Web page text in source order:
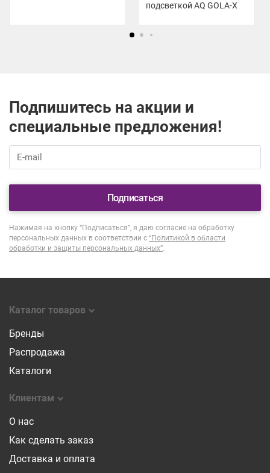
подсветкой AQ GOLA-X
Подпишитесь на акции и
специальные предложения!
Подписаться
Нажимая на кнопку “Подписаться”, я даю согласие на обработку
персональных данных в соответствии с “Политикой в области
обработки и защиты персональных данных”.
Каталог товаров
Бренды
Распродажа
Каталоги
Клиентам
О нас
Как сделать заказ
Доставка и оплата